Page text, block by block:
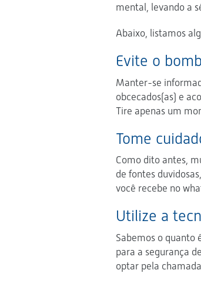
mental, levando a
Abaixo, listamos
Evite o
Manter-se
obcecados(as) e
Tire apenas um
Tome
Como dito antes,
de fontes
você recebe no
Utilize a
Sabemos o quanto
para a segurança
optar pela